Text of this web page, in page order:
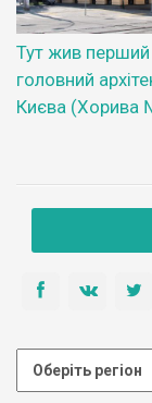
Тут жив перший
головний
Києва (Хорива